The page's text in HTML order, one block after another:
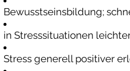
Bewusstseinsbildung;
in Stresssituationen
Stress generell positiver